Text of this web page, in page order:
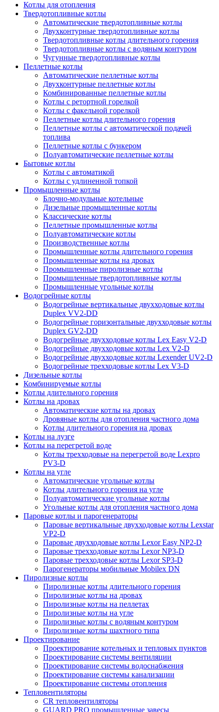
Котлы для отопления
Твердотопливные котлы
Автоматические твердотопливные котлы
Двухконтурные твердотопливные котлы
Твердотопливные котлы длительного горения
Твердотопливные котлы с водяным контуром
Чугунные твердотопливные котлы
Пеллетные котлы
Автоматические пеллетные котлы
Двухконтурные пеллетные котлы
Комбинированные пеллетные котлы
Котлы с ретортной горелкой
Котлы с факельной горелкой
Пеллетные котлы длительного горения
Пеллетные котлы с автоматической подачей
топлива
Пеллетные котлы с бункером
Полуавтоматические пеллетные котлы
Бытовые котлы
Котлы с автоматикой
Котлы с удлиненной топкой
Промышленные котлы
Блочно-модульные котельные
Дизельные промышленные котлы
Классические котлы
Пеллетные промышленные котлы
Полуавтоматические котлы
Производственные котлы
Промышленные котлы длительного горения
Промышленные котлы на дровах
Промышленные пиролизные котлы
Промышленные твердотопливные котлы
Промышленные угольные котлы
Водогрейные котлы
Водогрейные вертикальные двухходовые котлы
Duplex VV2-DD
Водогрейные горизонтальные двухходовые котлы
Duplex GV2-DD
Водогрейные двухходовые котлы Lex Easy V2-D
Водогрейные двухходовые котлы Lex V2-D
Водогрейные двухходовые котлы Lexender UV2-D
Водогрейные трехходовые котлы Lex V3-D
Дизельные котлы
Комбинируемые котлы
Котлы длительного горения
Котлы на дровах
Автоматические котлы на дровах
Дровяные котлы для отопления частного дома
Котлы длительного горения на дровах
Котлы на лузге
Котлы на перегретой воде
Котлы трехходовые на перегретой воде Lexpro
PV3-D
Котлы на угле
Автоматические угольные котлы
Котлы длительного горения на угле
Полуавтоматические угольные котлы
Угольные котлы для отопления частного дома
Паровые котлы и парогенераторы
Паровые вертикальные двухходовые котлы Lexstar
VP2-D
Паровые двухходовые котлы Lexor Easy NP2-D
Паровые трехходовые котлы Lexor NP3-D
Паровые трехходовые котлы Lexor SP3-D
Парогенераторы мобильные Mobilex DN
Пиролизные котлы
Пиролизные котлы длительного горения
Пиролизные котлы на дровах
Пиролизные котлы на пеллетах
Пиролизные котлы на угле
Пиролизные котлы с водяным контуром
Пиролизные котлы шахтного типа
Проектирование
Проектирование котельных и тепловых пунктов
Проектирование системы вентиляции
Проектирование системы водоснабжения
Проектирование системы канализации
Проектирование системы отопления
Тепловентиляторы
CR тепловентиляторы
GUARD PRO промышленные завесы